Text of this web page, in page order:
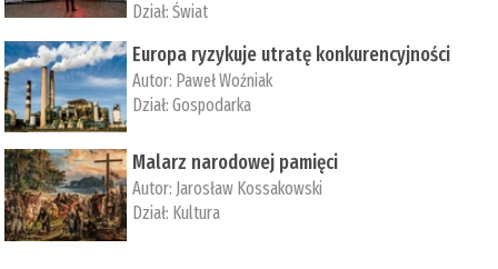
Dział:Świat
Europa ryzykuje utratę konkurencyjności
Autor: Paweł Woźniak
Dział:Gospodarka
Malarz narodowej pamięci
Autor: Jarosław Kossakowski
Dział: Kultura